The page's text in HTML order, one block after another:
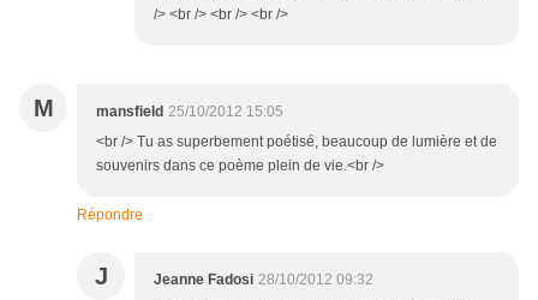
/> <br /> <br /> <br />
M mansfield 25/10/2012 15:05
<br /> Tu as superbement poétisé, beaucoup de lumière et de
souvenirs dans ce poème plein de vie.<br />
Répondre
J Jeanne Fadosi 28/10/2012 09:32